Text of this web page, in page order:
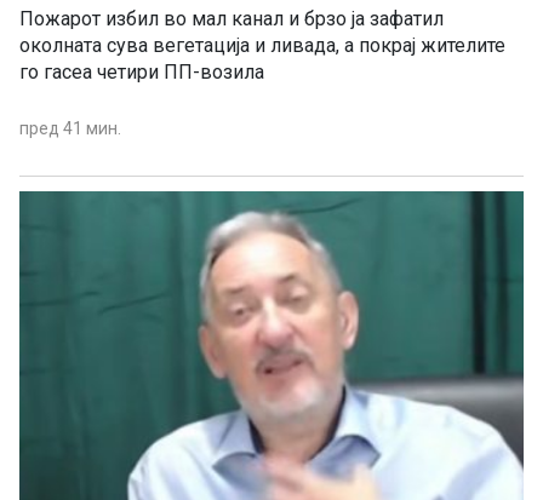
Пожарот избил во мал канал и брзо ја зафатил
околната сува вегетација и ливада, а покрај жителите
го гасеа четири ПП-возила
пред 41 мин.